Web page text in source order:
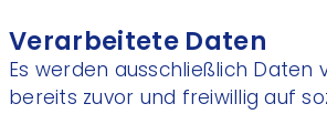
Verarbeitete Daten
Es werden ausschließlich Daten
bereits zuvor und freiwillig auf